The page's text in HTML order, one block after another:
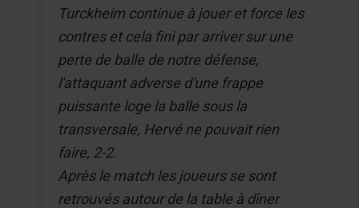
Turckheim continue à jouer et force les
contres et cela fini par arriver sur une
perte de balle de notre défense,
l'attaquant adverse d'une frappe
puissante loge la balle sous la
transversale, Hervé ne pouvait rien
faire, 2-2.
Après le match les joueurs se sont
retrouvés autour de la table à dîner